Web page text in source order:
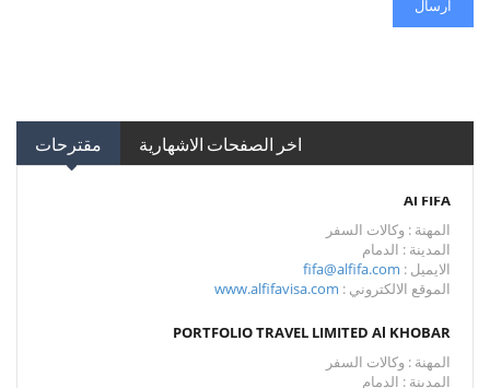
ارسال
مقترحات اخر الصفحات الاشهارية
Al FIFA
المهنة : وكالات السفر
المدينة : الدمام
الايميل : fifa@alfifa.com
الموقع الالكتروني : www.alfifavisa.com
PORTFOLIO TRAVEL LIMITED Al KHOBAR
المهنة : وكالات السفر
المدينة : الدمام